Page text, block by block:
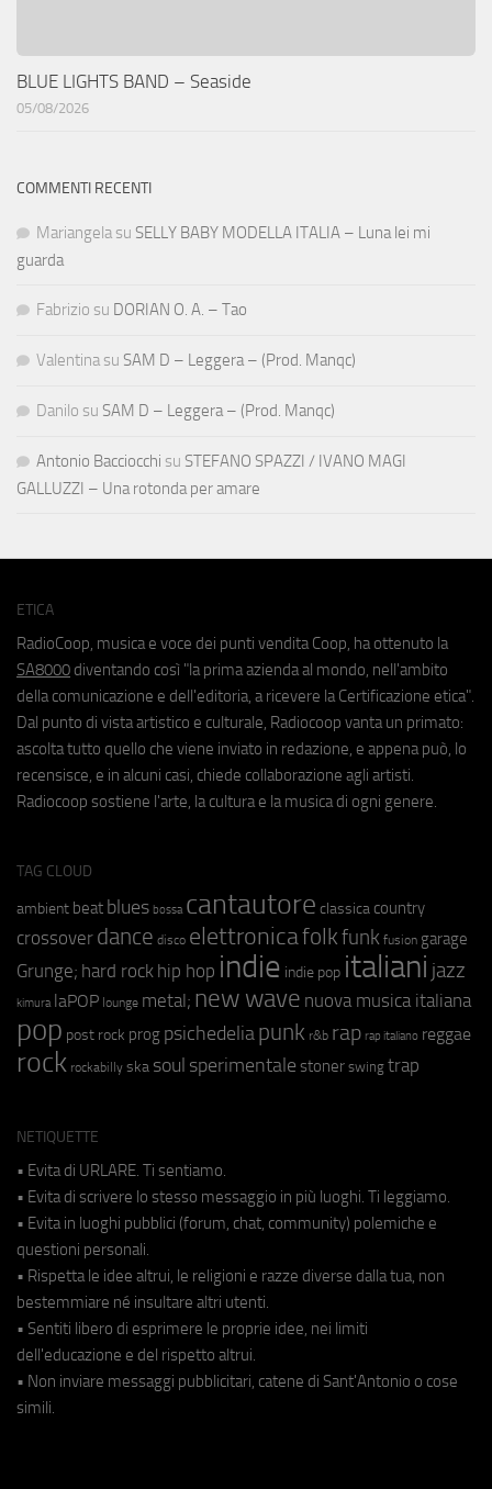
BLUE LIGHTS BAND – Seaside
05/08/2026
COMMENTI RECENTI
Mariangela su SELLY BABY MODELLA ITALIA – Luna lei mi
guarda
Fabrizio su DORIAN O. A. – Tao
Valentina su SAM D – Leggera – (Prod. Manqc)
Danilo su SAM D – Leggera – (Prod. Manqc)
Antonio Bacciocchi su STEFANO SPAZZI / IVANO MAGI
GALLUZZI – Una rotonda per amare
ETICA
RadioCoop, musica e voce dei punti vendita Coop, ha ottenuto la
SA8000 diventando così "la prima azienda al mondo, nell'ambito
della comunicazione e dell'editoria, a ricevere la Certificazione etica".
Dal punto di vista artistico e culturale, Radiocoop vanta un primato:
ascolta tutto quello che viene inviato in redazione, e appena può, lo
recensisce, e in alcuni casi, chiede collaborazione agli artisti.
Radiocoop sostiene l'arte, la cultura e la musica di ogni genere.
TAG CLOUD
ambient beat blues bossa cantautore classica country
crossover dance disco elettronicafolkfunk fusion garage
Grunge; hard rock hip hop indie indie pop italiani jazz
kimura laPOP lounge metal; new wave nuova musica italiana
pop post rock prog psichedeliapunk r&b rap rap italiano reggae
rock rockabilly ska soul sperimentale stoner swing trap
NETIQUETTE
• Evita di URLARE. Ti sentiamo.
• Evita di scrivere lo stesso messaggio in più luoghi. Ti leggiamo.
• Evita in luoghi pubblici (forum, chat, community) polemiche e
questioni personali.
• Rispetta le idee altrui, le religioni e razze diverse dalla tua, non
bestemmiare né insultare altri utenti.
• Sentiti libero di esprimere le proprie idee, nei limiti
dell'educazione e del rispetto altrui.
• Non inviare messaggi pubblicitari, catene di Sant'Antonio o cose
simili.